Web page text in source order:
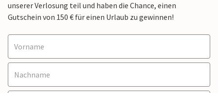
unserer Verlosung teil und haben die Chance, einen
Gutschein von 150 € für einen Urlaub zu gewinnen!